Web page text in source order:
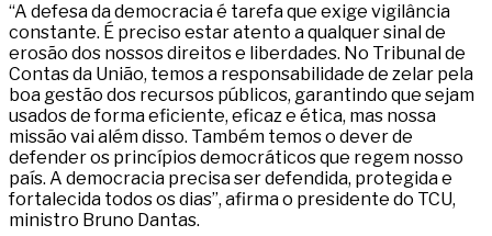
“A defesa da democracia é tarefa que exige vigilância
constante. É preciso estar atento a qualquer sinal de
erosão dos nossos direitos e liberdades. No Tribunal de
Contas da União, temos a responsabilidade de zelar pela
boa gestão dos recursos públicos, garantindo que sejam
usados de forma eficiente, eficaz e ética, mas nossa
missão vai além disso. Também temos o dever de
defender os princípios democráticos que regem nosso
país. A democracia precisa ser defendida, protegida e
fortalecida todos os dias”, afirma o presidente do TCU,
ministro Bruno Dantas.